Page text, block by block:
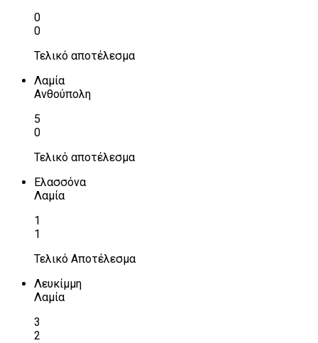
0
0
Τελικό αποτέλεσμα
Λαμία
Ανθούπολη
5
0
Τελικό αποτέλεσμα
Ελασσόνα
Λαμία
1
1
Τελικό Αποτέλεσμα
Λευκίμμη
Λαμία
3
2